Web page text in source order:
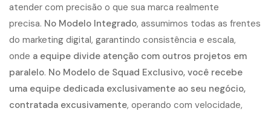
atender com precisão o que sua marca realmente
precisa. No Modelo Integrado, assumimos todas as frentes
do marketing digital, garantindo consistência e escala,
onde a equipe divide atenção com outros projetos em
paralelo. No Modelo de Squad Exclusivo, você recebe
uma equipe dedicada exclusivamente ao seu negócio,
contratada excusivamente, operando com velocidade,